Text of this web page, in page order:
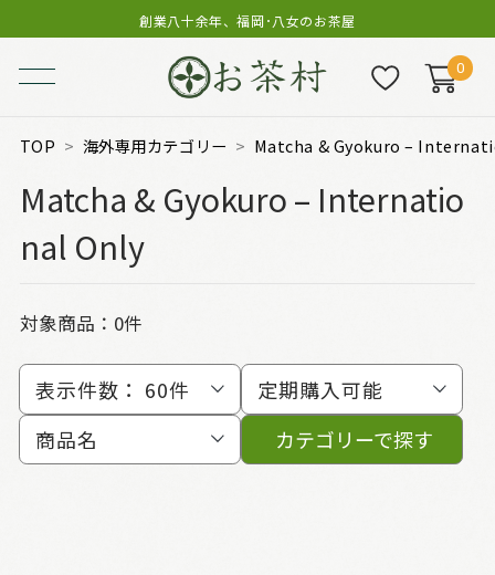
創業八十余年、福岡･八女のお茶屋
0
TOP 海外専用カテゴリー Matcha & Gyokuro –
Matcha & Gyokuro – Internatio
nal Only
対象商品：0件
表示件数： 60件
定期購入可能
商品名
カテゴリーで探す